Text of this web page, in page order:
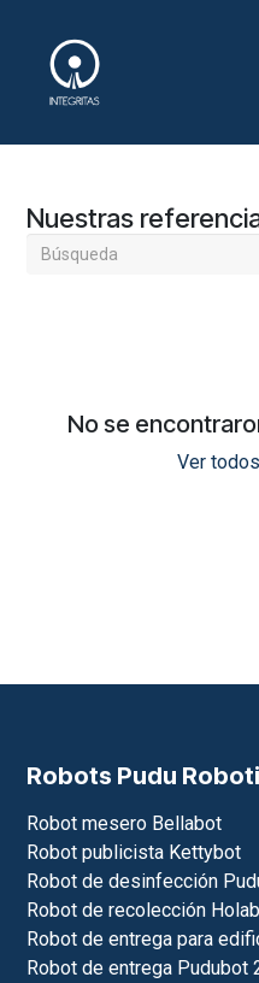
Nuestras
No se
Ver
Robots Pudu
Robot mesero Bellabot
Robot publicista Kettybot
Robot de desinfección
Robot de recolección
Robot de entrega para
Robot de entrega Pudubot